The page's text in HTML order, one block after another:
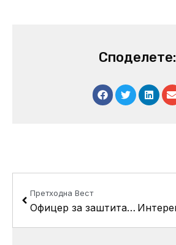
Споделете:
Претходна Вест
Офицер за заштита на лични податоци